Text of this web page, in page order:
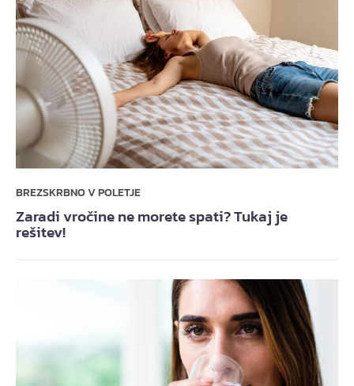
BREZSKRBNO V POLETJE
Zaradi vročine ne morete spati? Tukaj je
rešitev!